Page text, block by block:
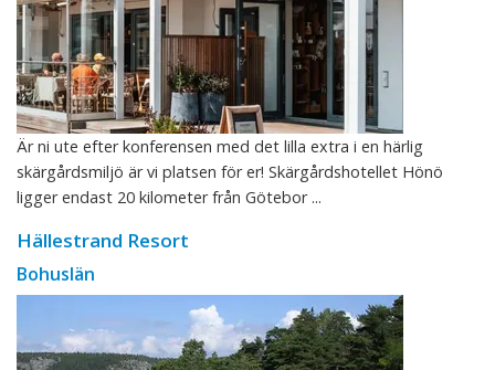
Är ni ute efter konferensen med det lilla extra i en härlig
skärgårdsmiljö är vi platsen för er! Skärgårdshotellet Hönö
ligger endast 20 kilometer från Götebor ...
Hällestrand Resort
Bohuslän